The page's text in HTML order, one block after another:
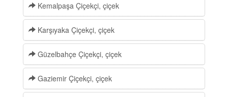
Kemalpaşa Çiçekçi, çiçek
Karşıyaka Çiçekçi, çiçek
Güzelbahçe Çiçekçi, çiçek
Gaziemir Çiçekçi, çiçek